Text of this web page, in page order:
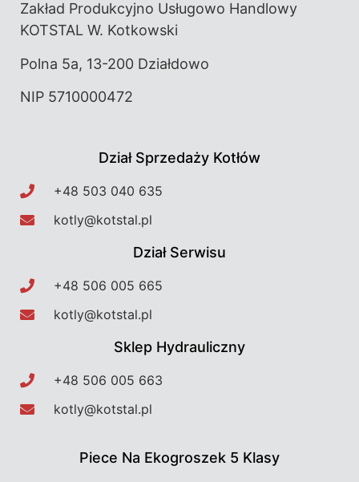
Zakład Produkcyjno Usługowo Handlowy
KOTSTAL W. Kotkowski
Polna 5a, 13-200 Działdowo
NIP 5710000472
Dział Sprzedaży Kotłów
+48 503 040 635​
kotly@kotstal.pl​​
Dział Serwisu
+48 506 005 665​
kotly@kotstal.pl​​
Sklep Hydrauliczny
+48 506 005 663​
kotly@kotstal.pl​​
Piece Na Ekogroszek 5 Klasy